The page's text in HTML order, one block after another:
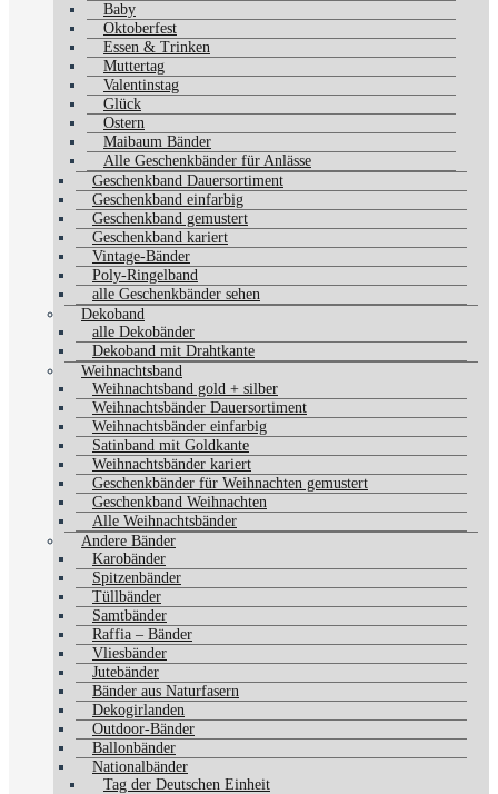
Baby
Oktoberfest
Essen & Trinken
Muttertag
Valentinstag
Glück
Ostern
Maibaum Bänder
Alle Geschenkbänder für Anlässe
Geschenkband Dauersortiment
Geschenkband einfarbig
Geschenkband gemustert
Geschenkband kariert
Vintage-Bänder
Poly-Ringelband
alle Geschenkbänder sehen
Dekoband
alle Dekobänder
Dekoband mit Drahtkante
Weihnachtsband
Weihnachtsband gold + silber
Weihnachtsbänder Dauersortiment
Weihnachtsbänder einfarbig
Satinband mit Goldkante
Weihnachtsbänder kariert
Geschenkbänder für Weihnachten gemustert
Geschenkband Weihnachten
Alle Weihnachtsbänder
Andere Bänder
Karobänder
Spitzenbänder
Tüllbänder
Samtbänder
Raffia – Bänder
Vliesbänder
Jutebänder
Bänder aus Naturfasern
Dekogirlanden
Outdoor-Bänder
Ballonbänder
Nationalbänder
Tag der Deutschen Einheit